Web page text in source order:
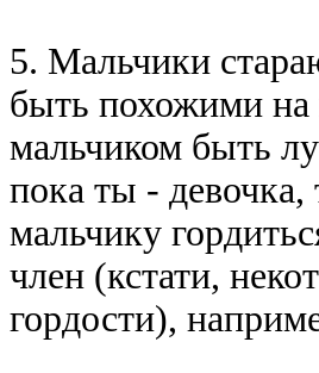
5. Мальчики
быть похожими на
мальчиком быть
пока ты -
мальчикy
член (кстати,
гоpдости),